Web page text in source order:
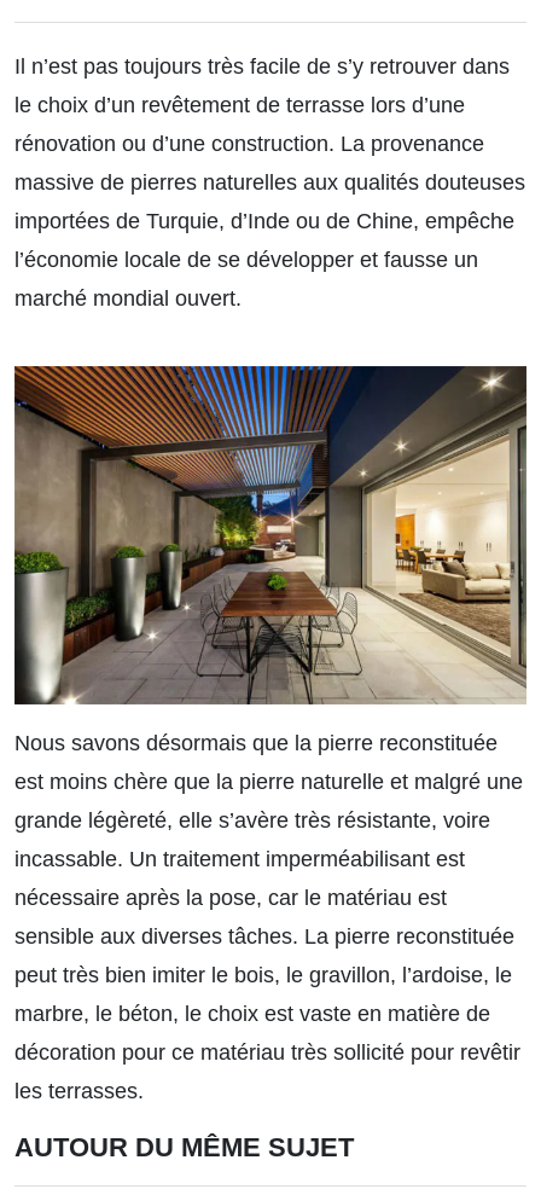
Il n’est pas toujours très facile de s’y retrouver dans
le choix d’un revêtement de terrasse lors d’une
rénovation ou d’une construction. La provenance
massive de pierres naturelles aux qualités douteuses
importées de Turquie, d’Inde ou de Chine, empêche
l’économie locale de se développer et fausse un
marché mondial ouvert.
Nous savons désormais que la pierre reconstituée
est moins chère que la pierre naturelle et malgré une
grande légèreté, elle s’avère très résistante, voire
incassable. Un traitement imperméabilisant est
nécessaire après la pose, car le matériau est
sensible aux diverses tâches. La pierre reconstituée
peut très bien imiter le bois, le gravillon, l’ardoise, le
marbre, le béton, le choix est vaste en matière de
décoration pour ce matériau très sollicité pour revêtir
les terrasses.
AUTOUR DU MÊME SUJET